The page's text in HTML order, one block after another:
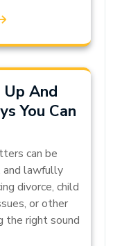
And
You Can
can be
and lawfully
divorce, child
or other
the right sound